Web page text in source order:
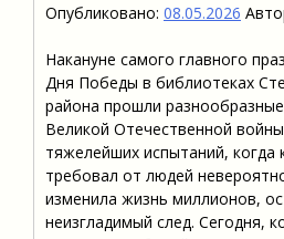
Опубликовано: 08.05.2026
Накануне самого главного
Дня Победы в библиотеках
района прошли
Великой Отечественной
тяжелейших испытаний, когда
требовал от людей
изменила жизнь миллионов,
неизгладимый след. Сегодня,